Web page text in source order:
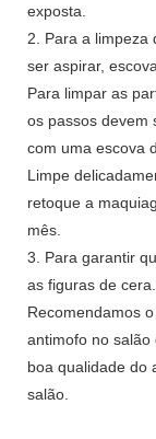
exposta.
2. Para a limpeza
ser aspirar,
Para limpar as
os passos devem
com uma escova
Limpe
retoque a
mês.
3. Para garantir
as figuras de cera.
Recomendamos
antimofo no salão
boa qualidade do
salão.